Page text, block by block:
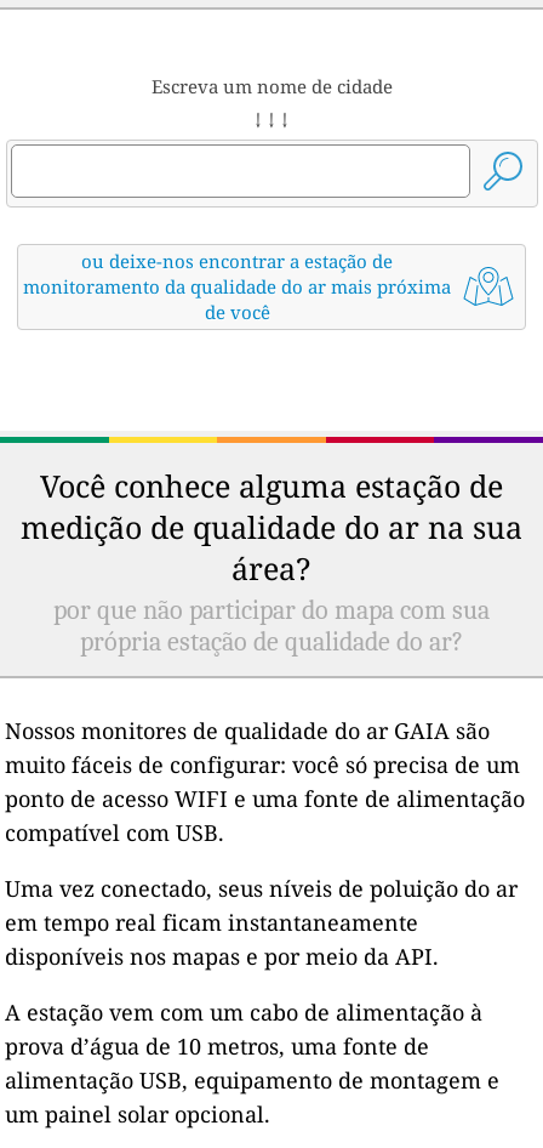
Escreva um nome de cidade
↓ ↓ ↓
ou deixe-nos encontrar a estação de
monitoramento da qualidade do ar mais próxima
de você
Você conhece alguma estação de
medição de qualidade do ar na sua
área?
por que não participar do mapa com sua
própria estação de qualidade do ar?
Nossos monitores de qualidade do ar GAIA são
muito fáceis de configurar: você só precisa de um
ponto de acesso WIFI e uma fonte de alimentação
compatível com USB.
Uma vez conectado, seus níveis de poluição do ar
em tempo real ficam instantaneamente
disponíveis nos mapas e por meio da API.
A estação vem com um cabo de alimentação à
prova d’água de 10 metros, uma fonte de
alimentação USB, equipamento de montagem e
um painel solar opcional.